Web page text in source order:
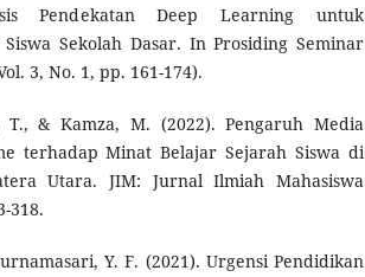
Pendekatan Deep Learning untuk
Sekolah Dasar. In Prosiding Seminar
3, No. 1, pp. 161-174).
& Kamza, M. (2022). Pengaruh Media
terhadap Minat Belajar Sejarah Siswa di
Utara. JIM: Jurnal Ilmiah Mahasiswa
318.
Y. F. (2021). Urgensi Pendidikan